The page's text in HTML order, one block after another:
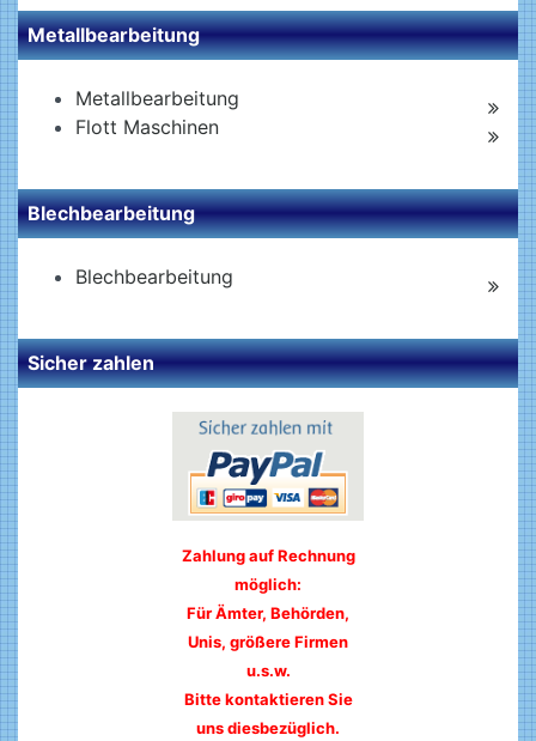
Metallbearbeitung
Metallbearbeitung
Flott Maschinen
Blechbearbeitung
Blechbearbeitung
Sicher zahlen
Zahlung auf Rechnung
möglich:
Für Ämter, Behörden,
Unis, größere Firmen
u.s.w.
Bitte kontaktieren Sie
uns diesbezüglich.